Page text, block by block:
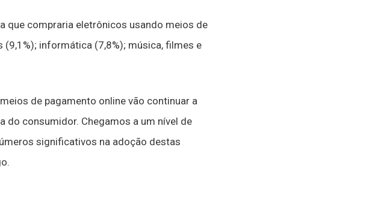
que compraria eletrônicos usando meios de
informática (7,8%); música, filmes e
de pagamento online vão continuar a
do consumidor. Chegamos a um nível de
significativos na adoção destas